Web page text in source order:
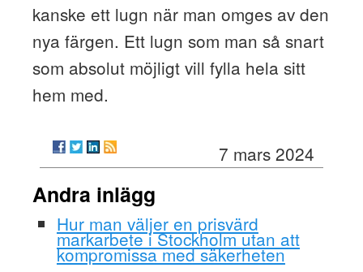
kanske ett lugn när man omges av den
nya färgen. Ett lugn som man så snart
som absolut möjligt vill fylla hela sitt
hem med.
7 mars 2024
Andra inlägg
Hur man väljer en prisvärd
markarbete i Stockholm utan att
kompromissa med säkerheten